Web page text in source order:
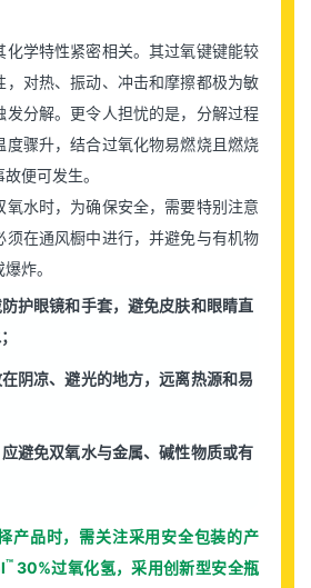
化学特性紧密相关。其过氧键键能较
，对热、振动、冲击和摩擦都极为敏
发分解。更令人担忧的是，分解过程
度骤升，结合过氧化物易燃烧且燃烧
便可发生。
氧水时，为确保安全，需要特别注意
须在通风橱中进行，并避免与有机物
炸。
护眼镜和手套，避免皮肤和眼睛直
阴凉、避光的地方，远离热源和易
避免双氧水与金属、碱性物质或有
产品时，需关注采用安全包装的产
™30%过氧化氢，采用创新型安全瓶